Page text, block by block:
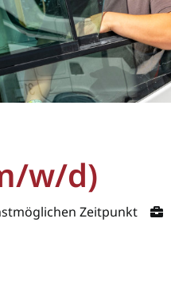
w/d)
Zeitpunkt